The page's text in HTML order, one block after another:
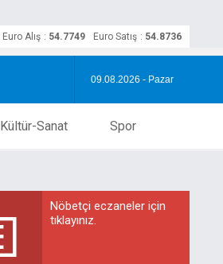
Euro Alış : 54.7749 Euro Satış : 54.8736
09.08.2026 - Pazar
Kültür-Sanat Spor
Nöbetçi eczaneler için
tıklayınız.